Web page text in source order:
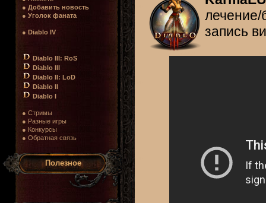
● Добавить новость
● Уголок фаната
● Diablo IV
Diablo III: RoS
Diablo III
Diablo II: LoD
Diablo II
Diablo I
● Стримы
● Разные игры
● Конкурсы
● Обратная связь
Полезное
запись